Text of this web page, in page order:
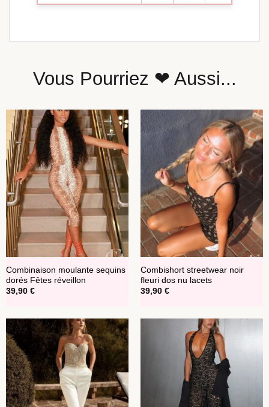
Vous Pourriez ❤ Aussi...
Combinaison moulante sequins
dorés Fêtes réveillon
39,90 €
Combishort streetwear noir
fleuri dos nu lacets
39,90 €